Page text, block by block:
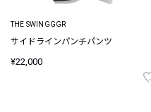
THE SWINGGGR
サイドラインパンチパンツ
¥22,000